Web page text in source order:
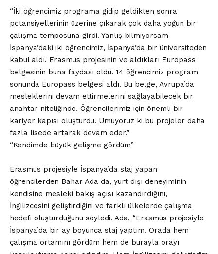
“İki öğrencimiz programa gidip geldikten sonra
potansiyellerinin üzerine çıkarak çok daha yoğun bir
çalışma temposuna girdi. Yanlış bilmiyorsam
İspanya’daki iki öğrencimiz, İspanya’da bir üniversiteden
kabul aldı. Erasmus projesinin ve aldıkları Europass
belgesinin buna faydası oldu. 14 öğrencimiz program
sonunda Europass belgesi aldı. Bu belge, Avrupa’da
mesleklerini devam ettirmelerini sağlayabilecek bir
anahtar niteliğinde. Öğrencilerimiz için önemli bir
kariyer kapısı oluşturdu. Umuyoruz ki bu projeler daha
fazla lisede artarak devam eder.”
“Kendimde büyük gelişme gördüm”
Erasmus projesiyle İspanya’da staj yapan
öğrencilerden Bahar Ada da, yurt dışı deneyiminin
kendisine mesleki bakış açısı kazandırdığını,
İngilizcesini geliştirdiğini ve farklı ülkelerde çalışma
hedefi oluşturduğunu söyledi. Ada, “Erasmus projesiyle
İspanya’da bir ay boyunca staj yaptım. Orada hem
çalışma ortamını gördüm hem de burayla orayı